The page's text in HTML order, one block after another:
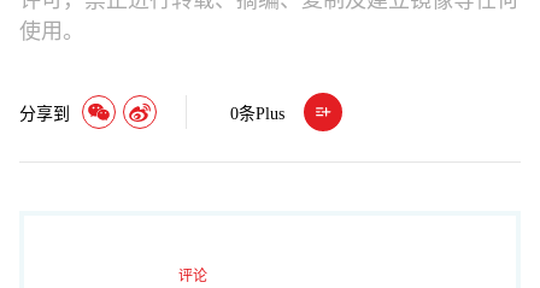
使用。
分享到 0条Plus
评论